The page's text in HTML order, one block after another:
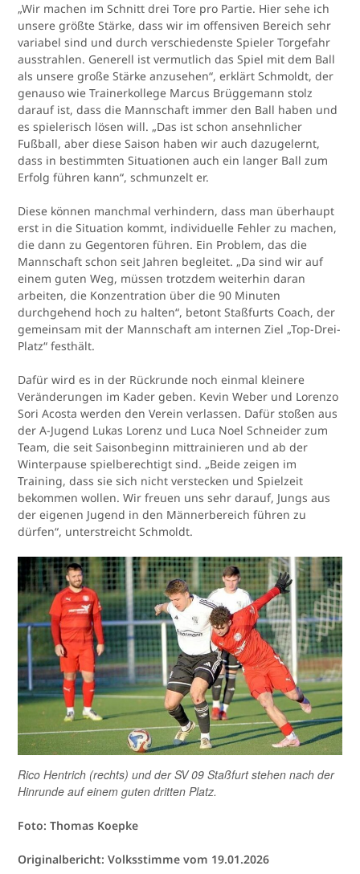
„Wir machen im Schnitt drei Tore pro Partie. Hier sehe ich
unsere größte Stärke, dass wir im offensiven Bereich sehr
variabel sind und durch verschiedenste Spieler Torgefahr
ausstrahlen. Generell ist vermutlich das Spiel mit dem Ball
als unsere große Stärke anzusehen“, erklärt Schmoldt, der
genauso wie Trainerkollege Marcus Brüggemann stolz
darauf ist, dass die Mannschaft immer den Ball haben und
es spielerisch lösen will. „Das ist schon ansehnlicher
Fußball, aber diese Saison haben wir auch dazugelernt,
dass in bestimmten Situationen auch ein langer Ball zum
Erfolg führen kann“, schmunzelt er.
Diese können manchmal verhindern, dass man überhaupt
erst in die Situation kommt, individuelle Fehler zu machen,
die dann zu Gegentoren führen. Ein Problem, das die
Mannschaft schon seit Jahren begleitet. „Da sind wir auf
einem guten Weg, müssen trotzdem weiterhin daran
arbeiten, die Konzentration über die 90 Minuten
durchgehend hoch zu halten“, betont Staßfurts Coach, der
gemeinsam mit der Mannschaft am internen Ziel „Top-Drei-
Platz“ festhält.
Dafür wird es in der Rückrunde noch einmal kleinere
Veränderungen im Kader geben. Kevin Weber und Lorenzo
Sori Acosta werden den Verein verlassen. Dafür stoßen aus
der A-Jugend Lukas Lorenz und Luca Noel Schneider zum
Team, die seit Saisonbeginn mittrainieren und ab der
Winterpause spielberechtigt sind. „Beide zeigen im
Training, dass sie sich nicht verstecken und Spielzeit
bekommen wollen. Wir freuen uns sehr darauf, Jungs aus
der eigenen Jugend in den Männerbereich führen zu
dürfen“, unterstreicht Schmoldt.
Rico Hentrich (rechts) und der SV 09 Staßfurt stehen nach der
Hinrunde auf einem guten dritten Platz.
Foto: Thomas Koepke
Originalbericht: Volksstimme vom 19.01.2026